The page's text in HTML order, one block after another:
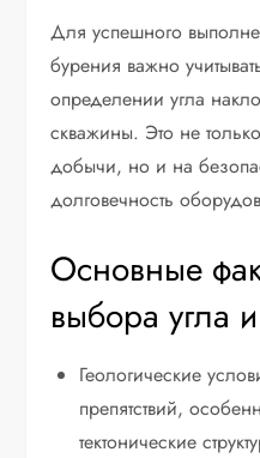
Для успешного
бурения важно
определении угла
скважины. Это не
добычи, но и на
долговечность
Основные
выбора угла
Геологические
препятствий,
тектонические